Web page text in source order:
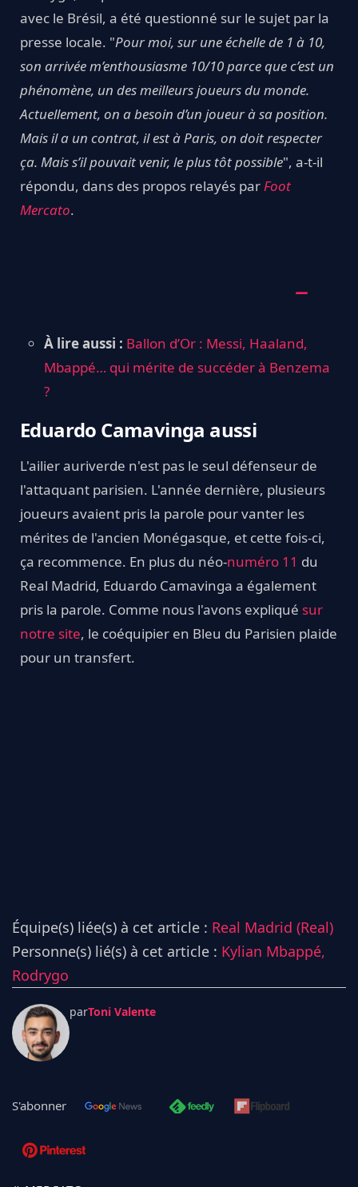
avec le Brésil, a été questionné sur le sujet par la
presse locale. "Pour moi, sur une échelle de 1 à 10,
son arrivée m’enthousiasme 10/10 parce que c’est un
phénomène, un des meilleurs joueurs du monde.
Actuellement, on a besoin d’un joueur à sa position.
Mais il a un contrat, il est à Paris, on doit respecter
ça. Mais s’il pouvait venir, le plus tôt possible", a-t-il
répondu, dans des propos relayés parFoot
Mercato.
À lire aussi : Ballon d’Or : Messi, Haaland,
Mbappé… qui mérite de succéder à Benzema
?
Eduardo Camavinga aussi
L'ailier auriverde n'est pas le seul défenseur de
l'attaquant parisien. L'année dernière, plusieurs
joueurs avaient pris la parole pour vanter les
mérites de l'ancien Monégasque, et cette fois-ci,
ça recommence. En plus du néo-numéro 11 du
Real Madrid, Eduardo Camavinga a également
pris la parole. Comme nous l'avons expliqué sur
notre site, le coéquipier en Bleu du Parisien plaide
pour un transfert.
Équipe(s) liée(s) à cet article : Real Madrid (Real)
Personne(s) lié(s) à cet article : Kylian Mbappé,
Rodrygo
parToni Valente
S'abonner